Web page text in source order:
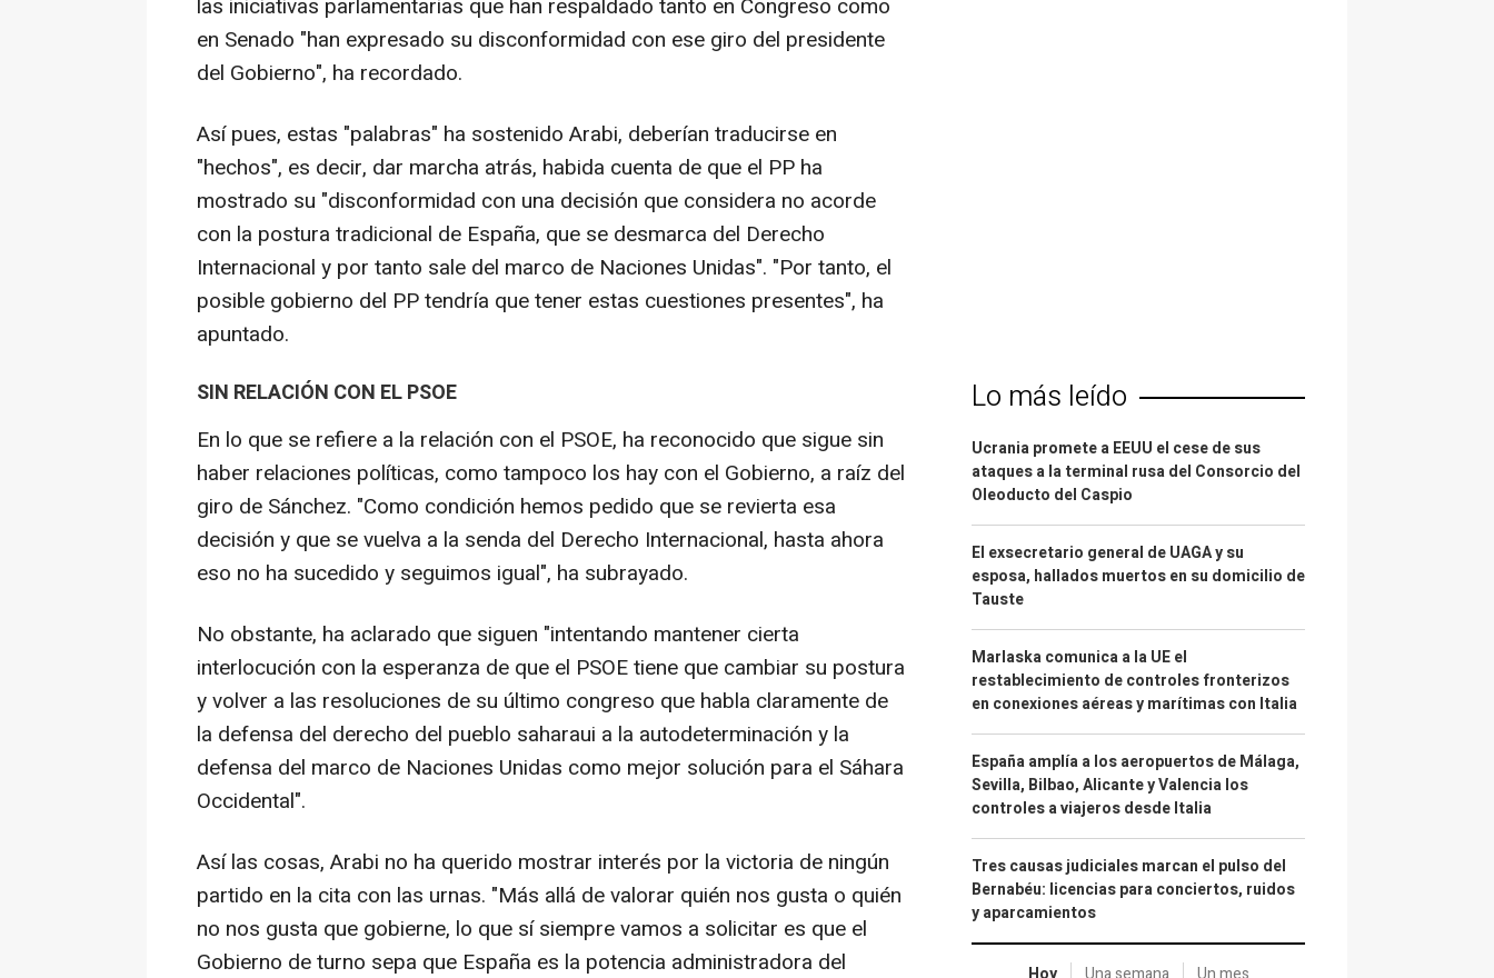
las iniciativas parlamentarias que han respaldado tanto en Congreso como
en Senado "han expresado su disconformidad con ese giro del presidente
del Gobierno", ha recordado.
Así pues, estas "palabras" ha sostenido Arabi, deberían traducirse en
"hechos", es decir, dar marcha atrás, habida cuenta de que el PP ha
mostrado su "disconformidad con una decisión que considera no acorde
con la postura tradicional de España, que se desmarca del Derecho
Internacional y por tanto sale del marco de Naciones Unidas". "Por tanto, el
posible gobierno del PP tendría que tener estas cuestiones presentes", ha
apuntado.
SIN RELACIÓN CON EL PSOE
En lo que se refiere a la relación con el PSOE, ha reconocido que sigue sin
haber relaciones políticas, como tampoco los hay con el Gobierno, a raíz del
giro de Sánchez. "Como condición hemos pedido que se revierta esa
decisión y que se vuelva a la senda del Derecho Internacional, hasta ahora
eso no ha sucedido y seguimos igual", ha subrayado.
No obstante, ha aclarado que siguen "intentando mantener cierta
interlocución con la esperanza de que el PSOE tiene que cambiar su postura
y volver a las resoluciones de su último congreso que habla claramente de
la defensa del derecho del pueblo saharaui a la autodeterminación y la
defensa del marco de Naciones Unidas como mejor solución para el Sáhara
Occidental".
Así las cosas, Arabi no ha querido mostrar interés por la victoria de ningún
partido en la cita con las urnas. "Más allá de valorar quién nos gusta o quién
no nos gusta que gobierne, lo que sí siempre vamos a solicitar es que el
Gobierno de turno sepa que España es la potencia administradora del
Lo más leído
Ucrania promete a EEUU el cese de sus
ataques a la terminal rusa del Consorcio del
Oleoducto del Caspio
El exsecretario general de UAGA y su
esposa, hallados muertos en su domicilio de
Tauste
Marlaska comunica a la UE el
restablecimiento de controles fronterizos
en conexiones aéreas y marítimas con Italia
España amplía a los aeropuertos de Málaga,
Sevilla, Bilbao, Alicante y Valencia los
controles a viajeros desde Italia
Tres causas judiciales marcan el pulso del
Bernabéu: licencias para conciertos, ruidos
y aparcamientos